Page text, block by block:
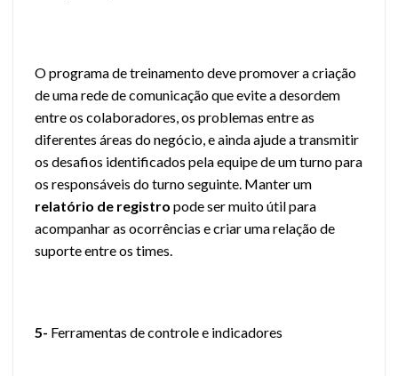
O programa de treinamento deve promover a criação
de uma rede de comunicação que evite a desordem
entre os colaboradores, os problemas entre as
diferentes áreas do negócio, e ainda ajude a transmitir
os desafios identificados pela equipe de um turno para
os responsáveis do turno seguinte. Manter um
relatório de registro pode ser muito útil para
acompanhar as ocorrências e criar uma relação de
suporte entre os times.
5- Ferramentas de controle e indicadores